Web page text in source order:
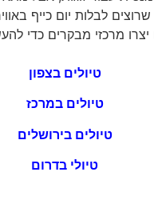
לבלות יום כייף
יצרו מרכזי מבקרים כדי
טיולים בצפון
טיולים במרכז
טיולים בירושלים
טיולי בדרום